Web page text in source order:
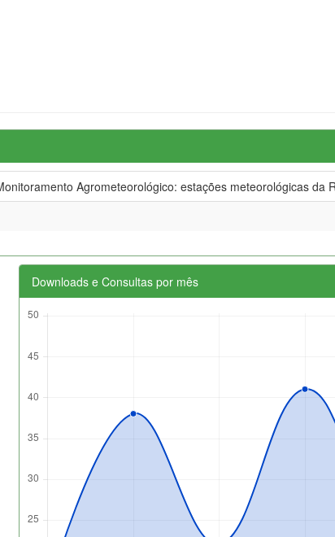
Agrometeorológico: estações meteorológicas da
Downloads e Consultas por mês